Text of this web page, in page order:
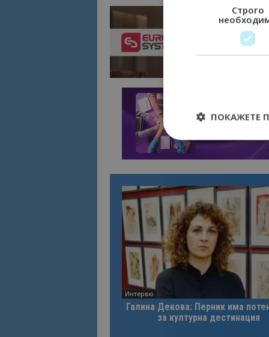
Интервю
Галина Декова: Перник има
за културна дестинация
Строго
ПОКАЖЕТЕ
Строго
управление на
Име
Име
is_visitor_unique